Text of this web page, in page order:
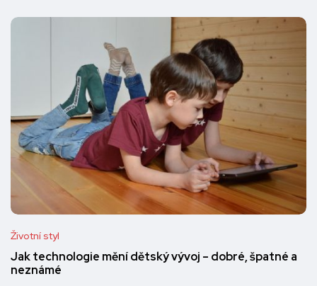
Životní styl
Jak technologie mění dětský vývoj – dobré, špatné a
neznámé